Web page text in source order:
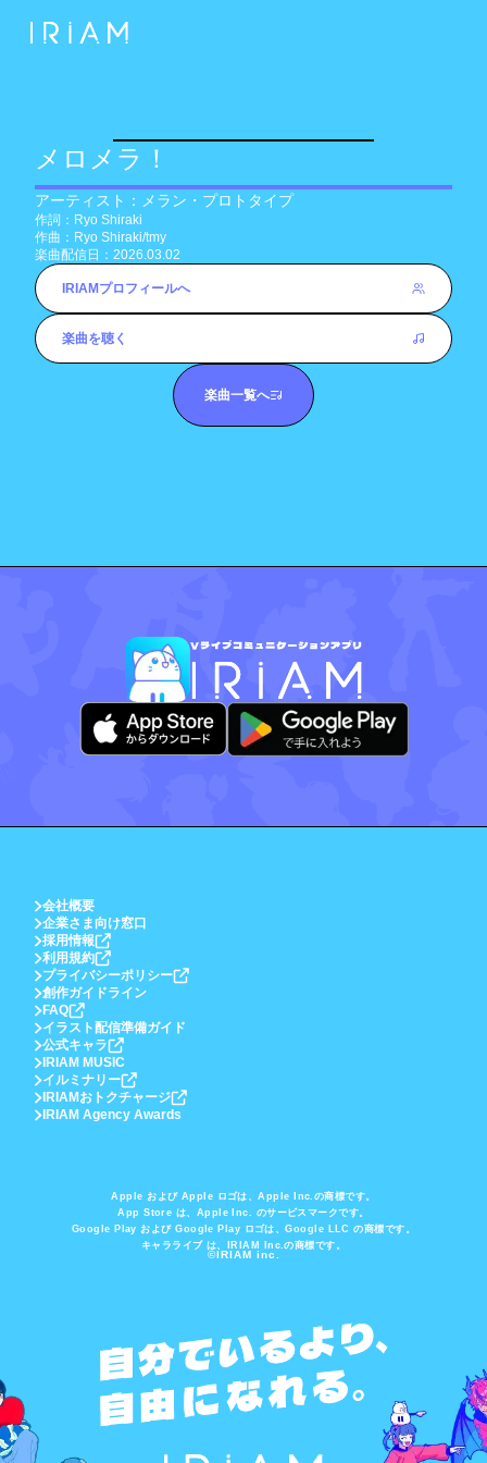
メロメラ！
アーティスト： メラン・プロトタイプ
作詞： Ryo Shiraki
作曲： Ryo Shiraki/tmy
楽曲配信日： 2026.03.02
IRIAMプロフィールへ
楽曲を聴く
楽曲一覧へ
会社概要
企業さま向け窓口
採用情報
利用規約
プライバシーポリシー
創作ガイドライン
FAQ
イラスト配信準備ガイド
公式キャラ
IRIAM MUSIC
イルミナリー
IRIAMおトクチャージ
IRIAM Agency Awards
Apple および Apple ロゴは、Apple Inc.の商標です。
App Store は、Apple Inc. のサービスマークです。
Google Play および Google Play ロゴは、Google LLC の商標です。
キャラライブ は、IRIAM Inc.の商標です。
©IRIAM inc.